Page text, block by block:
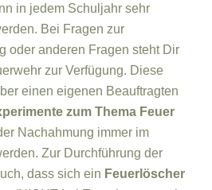
in jedem Schuljahr sehr
Bei Fragen zur
oder anderen Fragen steht Dir
zur Verfügung. Diese
einen eigenen Beauftragten
zum Thema Feuer
Nachahmung immer im
Zur Durchführung der
dass sich ein Feuerlöscher